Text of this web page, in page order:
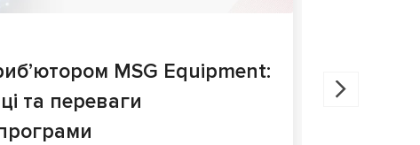
MSG Equipment:
та переваги